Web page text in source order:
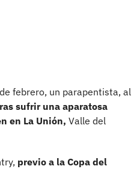
febrero, un parapentista, al
sufrir una aparatosa
en La Unión, Valle del
previo a la Copa del